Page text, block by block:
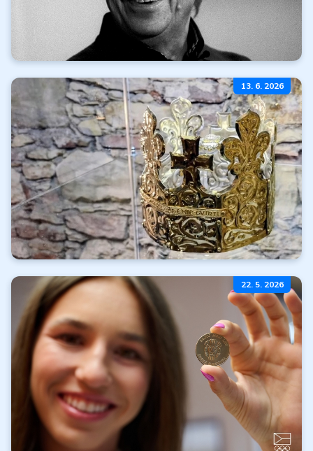
Mierime na karlovarský
filmový festival
Čítať ďalej
Všetky články
13. 6. 2026
Koruny moci
a neba
Čítať ďalej
Všetky články
22. 5. 2026